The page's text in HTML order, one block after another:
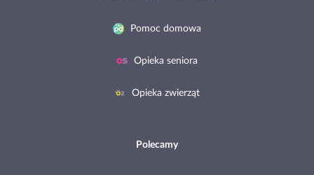
Pomoc domowa
Opieka seniora
Opieka zwierząt
Polecamy